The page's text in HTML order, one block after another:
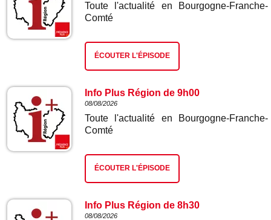
Toute l'actualité en Bourgogne-Franche-
Comté
ÉCOUTER L'ÉPISODE
Info Plus Région de 9h00
08/08/2026
Toute l'actualité en Bourgogne-Franche-
Comté
ÉCOUTER L'ÉPISODE
Info Plus Région de 8h30
08/08/2026